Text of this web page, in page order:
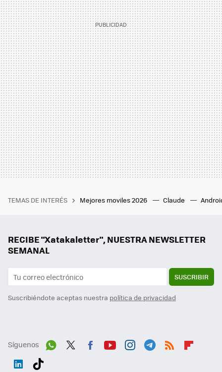
TEMAS DE INTERÉS Mejores moviles 2026 Claude
RECIBE "Xatakaletter", NUESTRA NEWSLETTER
SEMANAL
SUSCRIBIR
Suscribiéndote aceptas nuestra política de privacidad
Síguenos